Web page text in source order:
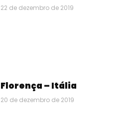
22 de dezembro de 2019
Florença – Itália
20 de dezembro de 2019